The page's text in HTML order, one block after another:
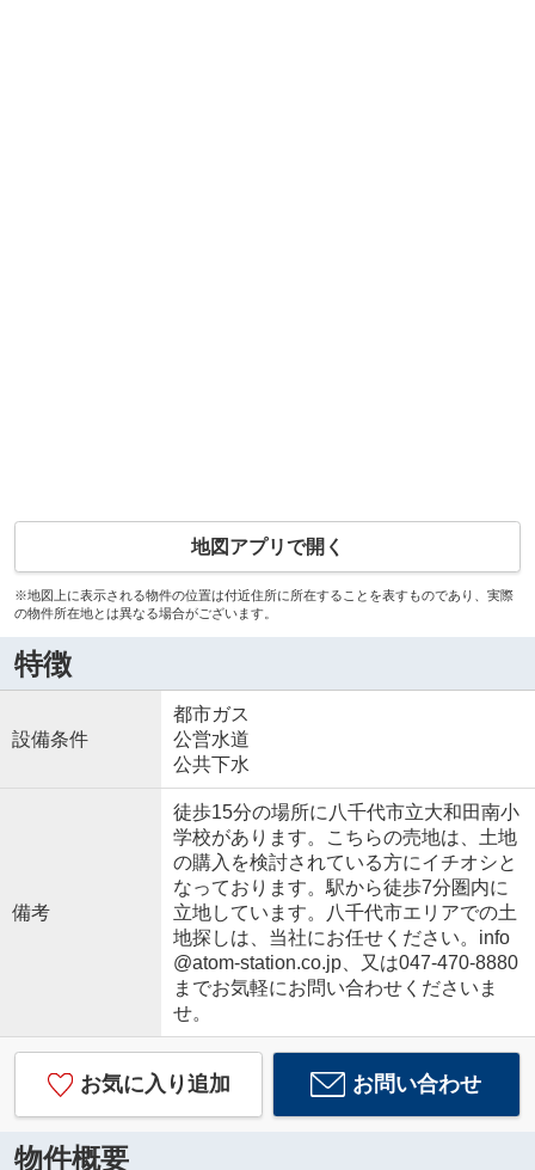
地図アプリで開く
※地図上に表示される物件の位置は付近住所に所在することを表すものであり、実際
の物件所在地とは異なる場合がございます。
特徴
設備条件
都市ガス
公営水道
公共下水
備考
徒歩15分の場所に八千代市立大和田南小
学校があります。こちらの売地は、土地
の購入を検討されている方にイチオシと
なっております。駅から徒歩7分圏内に
立地しています。八千代市エリアでの土
地探しは、当社にお任せください。info
@atom-station.co.jp、又は047-470-8880
までお気軽にお問い合わせくださいま
せ。
お気に入り追加 お問い合わせ
物件概要